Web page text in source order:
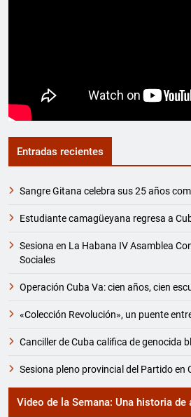
Entradas recientes
Sangre Gitana celebra sus 25 años
Estudiante camagüeyana regresa a
Sesiona en La Habana IV Asamblea
Sociales
Operación Cuba Va: cien años, cien
«Colección Revolución», un puente
Canciller de Cuba califica de genocida
Sesiona pleno provincial del Partido en
Video de la Semana: Una historia